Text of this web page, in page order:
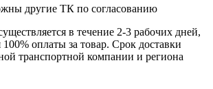
другие ТК по согласованию
в течение 2-3 рабочих дней,
оплаты за товар. Срок доставки
транспортной компании и региона